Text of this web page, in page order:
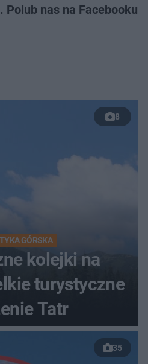
Polub nas na Facebooku!
8
GÓRSKA
kolejki na
turystyczne
Tatr
35